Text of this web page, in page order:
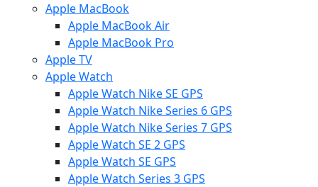
Apple MacBook
Apple MacBook Air
Apple MacBook Pro
Apple TV
Apple Watch
Apple Watch Nike SE GPS
Apple Watch Nike Series 6 GPS
Apple Watch Nike Series 7 GPS
Apple Watch SE 2 GPS
Apple Watch SE GPS
Apple Watch Series 3 GPS